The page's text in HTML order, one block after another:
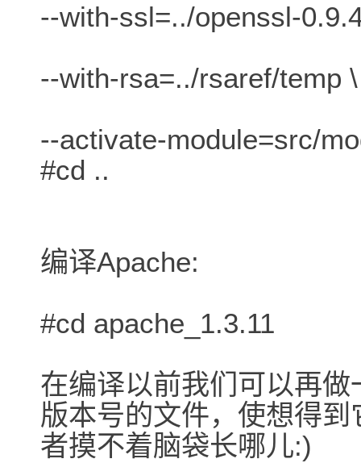
--with-ssl=../openssl-
--with-rsa=../rsaref/temp \
--activate-module=src/
#cd ..
编译Apache:
#cd apache_1.3.11
在编译以前我们可以再
版本号的文件，使想得到
者摸不着脑袋长哪儿:)